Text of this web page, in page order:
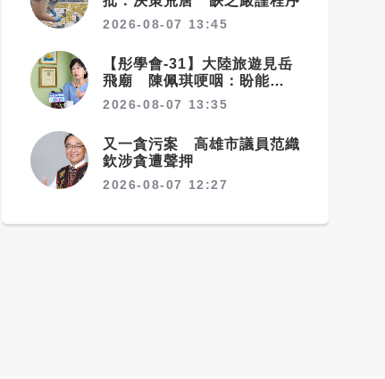
2026-08-07 13:45
【彤學會-31】大陸旅遊見岳
飛廟 陳佩琪哽咽：盼能為柯
文哲京華城案平反
2026-08-07 13:35
又一貪污案 高雄市議員范織
欽涉貪遭聲押
2026-08-07 12:27